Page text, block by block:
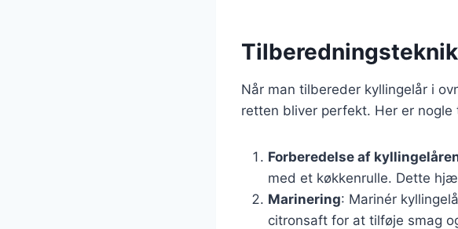
Når man tilbereder kyllingelår i
retten bliver perfekt. Her er
Forberedelse af
med et køkkenrulle. Dette
Marinering: Marinér
citronsaft for at tilføje smag